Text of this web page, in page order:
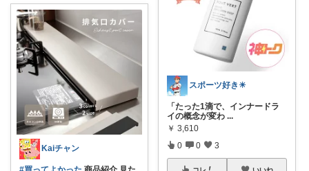
Kaiチャン
スポーツ好き☀
「たった1滴で、インナードラ
イの概念が変わ ...
￥ 3,610
0 0 3
コレ いいね